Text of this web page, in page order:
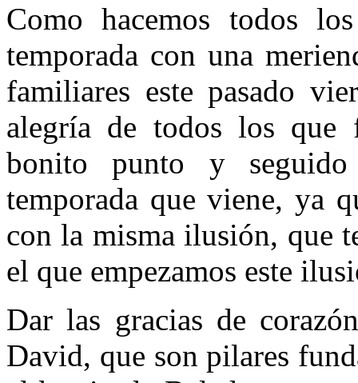
Como hacemos todos
temporada con una
familiares este pasado
alegría de todos los que
bonito punto y
temporada que viene, ya
con la misma ilusión, que
el que empezamos este
Dar las gracias de
David, que son pilares